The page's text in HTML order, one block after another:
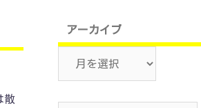
散
アーカイブ